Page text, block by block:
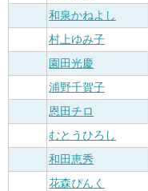
和泉かねよし
村上ゆみ子
園田光慶
浦野千賀子
恩田チロ
むとうひろし
和田恵秀
花森ぴんく